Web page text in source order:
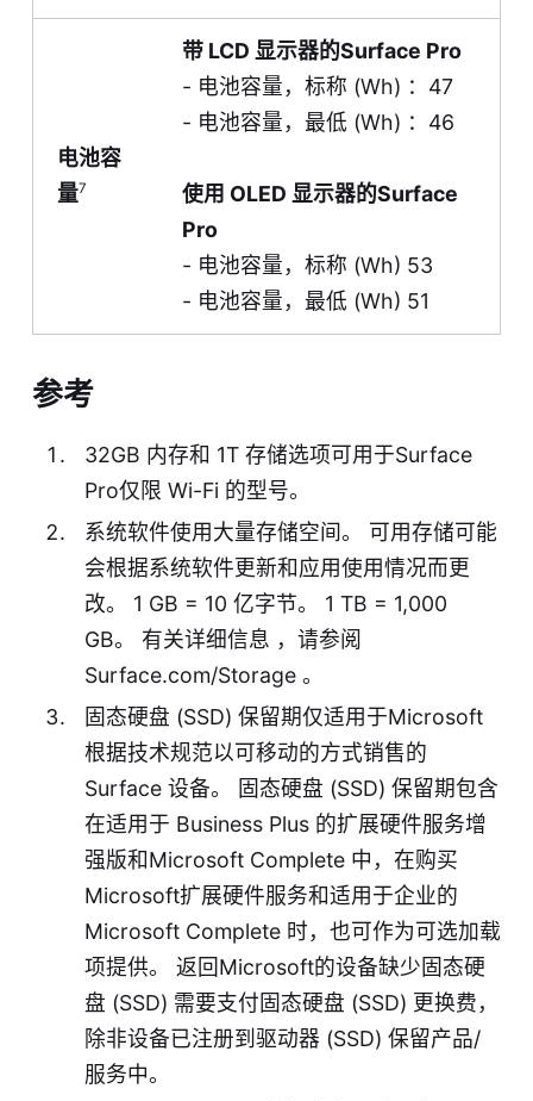
电池容
量7
带 LCD 显示器的Surface Pro
- 电池容量，标称 (Wh) ：47
- 电池容量，最低 (Wh) ：46
使用 OLED 显示器的Surface
Pro
- 电池容量，标称 (Wh) 53
- 电池容量，最低 (Wh) 51
参考
32GB 内存和 1T 存储选项可用于Surface
Pro仅限 Wi-Fi 的型号。
系统软件使用大量存储空间。 可用存储可能
会根据系统软件更新和应用使用情况而更
改。 1 GB = 10 亿字节。 1 TB = 1,000
GB。 有关详细信息 ，请参阅
Surface.com/Storage。
固态硬盘 (SSD) 保留期仅适用于Microsoft
根据技术规范以可移动的方式销售的
Surface 设备。 固态硬盘 (SSD) 保留期包含
在适用于 Business Plus 的扩展硬件服务增
强版和Microsoft Complete 中，在购买
Microsoft扩展硬件服务和适用于企业的
Microsoft Complete 时，也可作为可选加载
项提供。 返回Microsoft的设备缺少固态硬
盘 (SSD) 需要支付固态硬盘 (SSD) 更换费，
除非设备已注册到驱动器 (SSD) 保留产品/
服务中。